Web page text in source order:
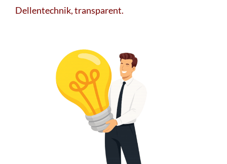
Dellentechnik, transparent.